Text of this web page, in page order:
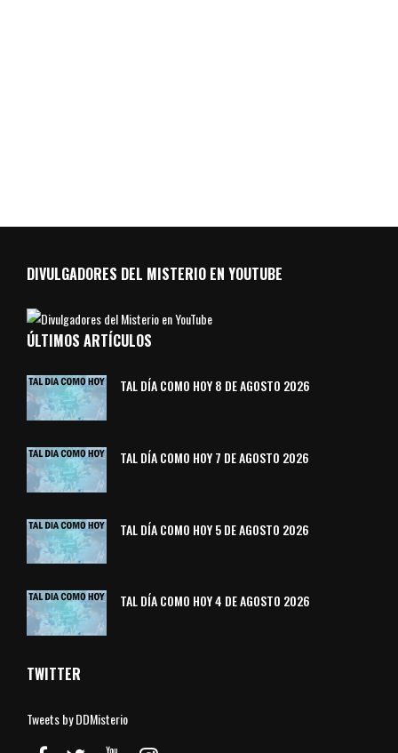
DIVULGADORES DEL MISTERIO EN YOUTUBE
ÚLTIMOS ARTÍCULOS
TAL DÍA COMO HOY 8 DE AGOSTO 2026
TAL DÍA COMO HOY 7 DE AGOSTO 2026
TAL DÍA COMO HOY 5 DE AGOSTO 2026
TAL DÍA COMO HOY 4 DE AGOSTO 2026
TWITTER
Tweets by DDMisterio